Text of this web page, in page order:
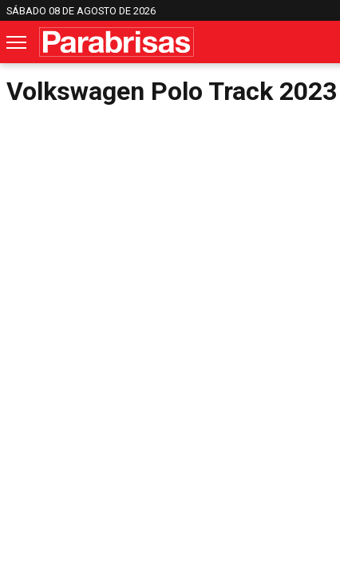
SÁBADO 08 DE AGOSTO DE 2026
Volkswagen Polo Track 2023